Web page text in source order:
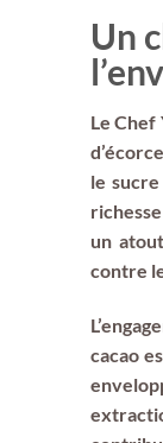
Un
Le Chef
le
un
contre
cacao